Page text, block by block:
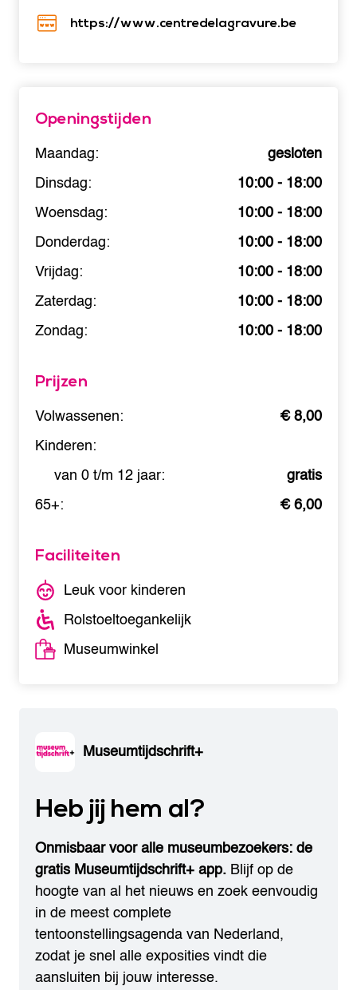
https://www.centredelagravure.be
Openingstijden
Maandag:
gesloten
Dinsdag:
10:00 - 18:00
Woensdag:
10:00 - 18:00
Donderdag:
10:00 - 18:00
Vrijdag:
10:00 - 18:00
Zaterdag:
10:00 - 18:00
Zondag:
10:00 - 18:00
Prijzen
Volwassenen:
€ 8,00
Kinderen:
van 0 t/m 12 jaar:
gratis
65+:
€ 6,00
Faciliteiten
Leuk voor kinderen
Rolstoeltoegankelijk
Museumwinkel
Museumtijdschrift+
Heb jij hem al?
Onmisbaar voor alle museumbezoekers: de
gratis Museumtijdschrift+ app. Blijf op de
hoogte van al het nieuws en zoek eenvoudig
in de meest complete
tentoonstellingsagenda van Nederland,
zodat je snel alle exposities vindt die
aansluiten bij jouw interesse.